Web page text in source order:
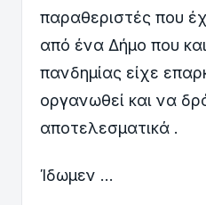
παραθεριστές που
από ένα Δήμο που
πανδημίας είχε
οργανωθεί και να
αποτελεσματικά .
Ίδωμεν …